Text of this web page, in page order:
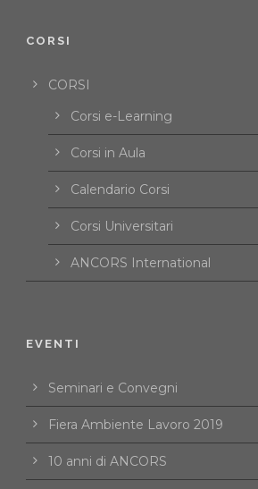
CORSI
CORSI
Corsi e-Learning
Corsi in Aula
Calendario Corsi
Corsi Universitari
ANCORS International
EVENTI
Seminari e Convegni
Fiera Ambiente Lavoro 2019
10 anni di ANCORS